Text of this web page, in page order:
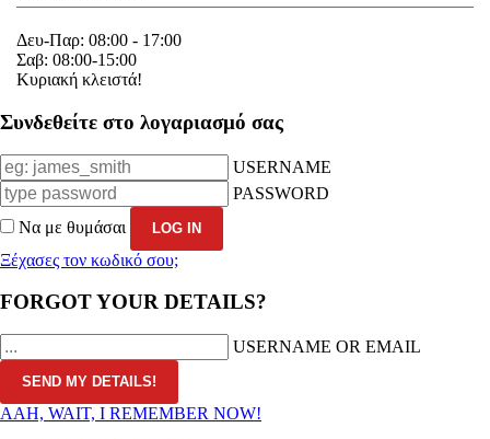
Δευ-Παρ: 08:00 - 17:00
Σαβ: 08:00-15:00
Κυριακή κλειστά!
Συνδεθείτε στο λογαριασμό σας
USERNAME
PASSWORD
Να με θυμάσαι
Ξέχασες τον κωδικό σου;
FORGOT YOUR DETAILS?
USERNAME OR EMAIL
AAH, WAIT, I REMEMBER NOW!